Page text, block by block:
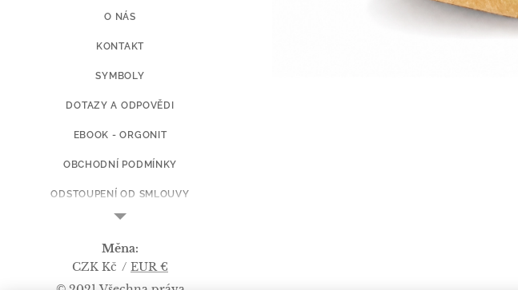
O NÁS
KONTAKT
SYMBOLY
DOTAZY A ODPOVĚDI
EBOOK - ORGONIT
OBCHODNÍ PODMÍNKY
ODSTOUPENÍ OD SMLOUVY
KOPIE Z ART BY L.Š.
Měna
CZK Kč
EUR €